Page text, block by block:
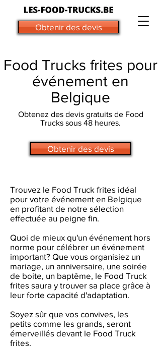
Obtenir des devis
Food Trucks frites pour
événement en
Belgique
Obtenez des devis gratuits de Food
Trucks sous 48 heures.
Obtenir des devis
Trouvez le Food Truck frites idéal
pour votre événement en Belgique
en profitant de notre sélection
effectuée au peigne fin.
Quoi de mieux qu'un événement hors
norme pour célébrer un événement
important? Que vous organisiez un
mariage, un anniversaire, une soirée
de boite, un baptême, le Food Truck
frites saura y trouver sa place grâce à
leur forte capacité d'adaptation.
Soyez sûr que vos convives, les
petits comme les grands, seront
émerveillés devant le Food Truck
frites.